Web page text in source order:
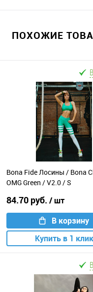
ПОХОЖИЕ
Bona Fide Лосины / Bona
OMG Green / V2.0 / S
84.70 руб. / шт
В корзину
Купить в 1 клик